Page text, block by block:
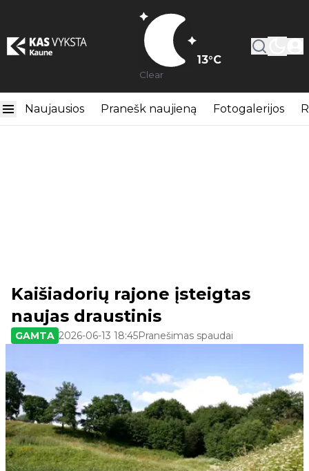
13°C
Clear
Naujausios Pranešk naujieną Fotogalerijos
Kaišiadorių rajone įsteigtas
naujas draustinis
GAMTA 2026-06-13 18:45Pranešimas spaudai